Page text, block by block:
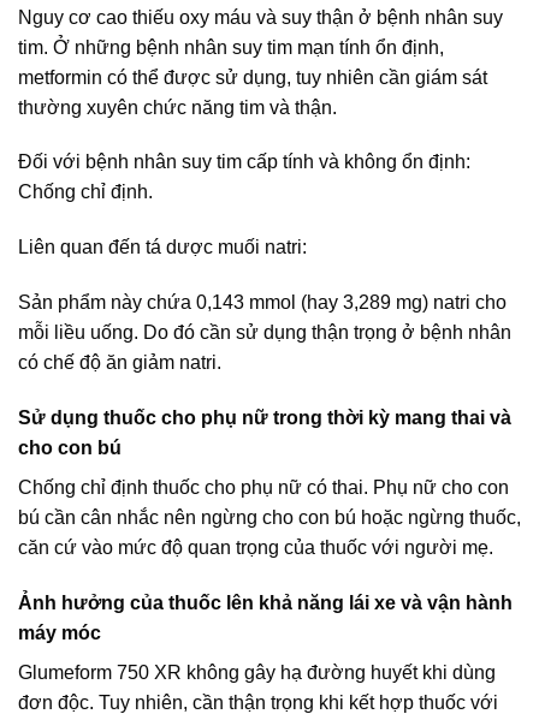
Nguy cơ cao thiếu oxy máu và suy thận ở bệnh nhân suy
tim. Ở những bệnh nhân suy tim mạn tính ổn định,
metformin có thể được sử dụng, tuy nhiên cần giám sát
thường xuyên chức năng tim và thận.
Đối với bệnh nhân suy tim cấp tính và không ổn định:
Chống chỉ định.
Liên quan đến tá dược muối natri:
Sản phẩm này chứa 0,143 mmol (hay 3,289 mg) natri cho
mỗi liều uống. Do đó cần sử dụng thận trọng ở bệnh nhân
có chế độ ăn giảm natri.
Sử dụng thuốc cho phụ nữ trong thời kỳ mang thai và
cho con bú
Chống chỉ định thuốc cho phụ nữ có thai. Phụ nữ cho con
bú cần cân nhắc nên ngừng cho con bú hoặc ngừng thuốc,
căn cứ vào mức độ quan trọng của thuốc với người mẹ.
Ảnh hưởng của thuốc lên khả năng lái xe và vận hành
máy móc
Glumeform 750 XR không gây hạ đường huyết khi dùng
đơn độc. Tuy nhiên, cần thận trọng khi kết hợp thuốc với